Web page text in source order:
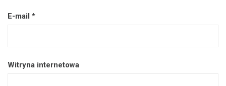
E-mail *
Witryna internetowa